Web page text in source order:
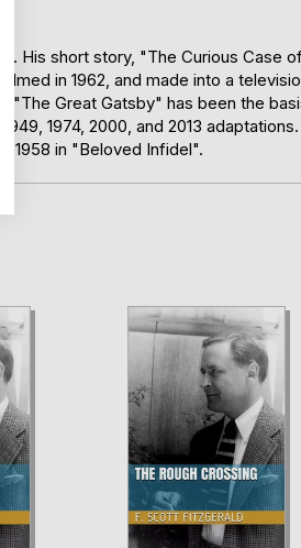
His short story, "The Curious Case
in 1962, and made into a
"The Great Gatsby" has been the
1974, 2000, and 2013
1958 in "Beloved Infidel".